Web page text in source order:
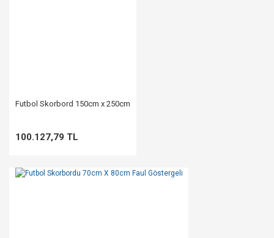
Futbol Skorbord 150cm x 250cm
100.127,79 TL